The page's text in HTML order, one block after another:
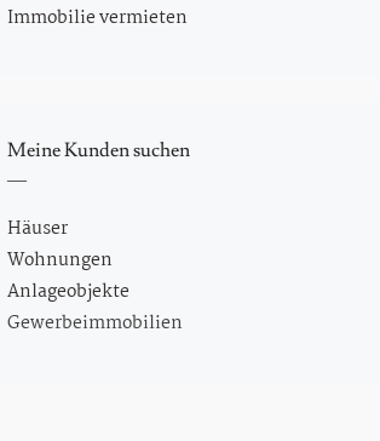
Immobilie vermieten
Meine Kunden suchen
Häuser
Wohnungen
Anlageobjekte
Gewerbeimmobilien